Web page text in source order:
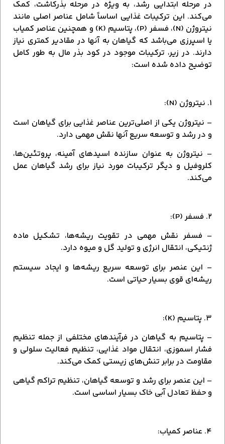
در مرحله ابتدایی رشد، به ویژه در مرحله بذرکاشت، کمک
می‌کند. این ترکیبات غذایی اساساً شامل عناصر اصلی مانند
نیتروژن (N)، فسفر (P)، پتاسیم (K) و همچنین عناصر کمیاب
یا اسپرزی می‌باشد که گیاهان به آنها در مقادیر کمتری نیاز
دارند. در زیر، ترکیبات موجود در کود بذر مال به طور کامل
توضیح داده شده است:
۱. نیتروژن (N):
– نیتروژن یکی از اصلی‌ترین عناصر غذایی برای گیاهان است
و در رشد و توسعه سریع آنها نقش مهمی دارد.
– نیتروژن به عنوان سازنده اسیدهای آمینه، پروتئین‌ها،
کلروفیل و دیگر ترکیبات مورد نیاز برای رشد گیاهان عمل
می‌کند.
۲. فسفر (P):
– فسفر نقش مهمی در تقویت ریشه‌ها، تشکیل ماده
ژنتیکی، انتقال انرژی و تولید گل و میوه دارد.
– این عنصر برای توسعه سریع ریشه‌ها و ایجاد سیستم
ریشه‌ای قوی بسیار حیاتی است.
۳. پتاسیم (K):
– پتاسیم به گیاهان در فرآیندهای مختلفی از جمله تنظیم
فشار اسموزی، انتقال مواد غذایی، تنظیم فعالیت سلولی و
مقاومت در برابر تنش‌های زیستی کمک می‌کند.
– این عنصر برای رشد و توسعه گیاهان، تنظیم تراکم گیاهی
و حفظ تعادل آبی خاک بسیار اساسی است.
۴. عناصر کمیاب: